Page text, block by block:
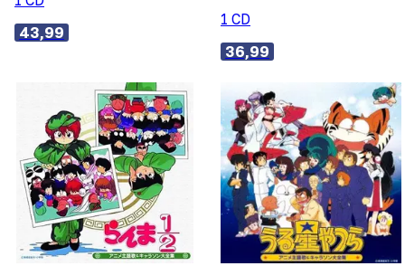
43,99
1 CD
36,99